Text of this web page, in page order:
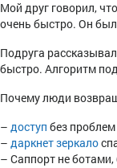
Мой друг говорил,
очень быстро. Он
Подруга
быстро. Алгоритм
Почему люди
– доступ без проблем
– даркнет зеркало
– Саппорт не ботами,